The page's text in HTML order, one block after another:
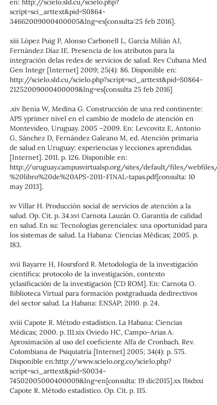
en: http://scielo.sld.cu/scielo.php?
script=sci_arttext&pid=S0864-
34662009000400005&lng=es[consulta:25 feb 2016].
xiii López Puig P, Alonso Carbonell L, García Milián AJ,
Fernández Díaz IE. Presencia de los atributos para la
integración delas redes de servicios de salud. Rev Cubana Med
Gen Integr [Internet] 2009; 25(4): 86. Disponible en:
http://scielo.sld.cu/scielo.php?script=sci_arttext&pid=S0864-
21252009000400009&lng=es[consulta 25 feb 2016]
.xiv Benia W, Medina G. Construcción de una red continente:
APS yprimer nivel en el cambio de modelo de atención en
Montevideo, Uruguay. 2005 –2009. En: Levcovitz E, Antonio
G, Sánchez D, Fernández Galeano M, ed. Atención primaria
de salud en Uruguay: experiencias y lecciones aprendidas.
[Internet]. 2011. p. 126. Disponible en:
http://uruguay.campusvirtualsp.org/sites/default/files/
%20libro%20de%20APS-2011-FINAL-tapas.pdf[consulta: 10
may 2013].
xv Villar H. Producción social de servicios de atención a la
salud. Op. Cit. p. 34.xvi Carnota Lauzán O. Garantía de calidad
en salud. En su: Tecnologías gerenciales: una oportunidad para
los sistemas de salud. La Habana: Ciencias Médicas; 2005. p.
183.
xvii Bayarre H, Hosrsford R. Metodología de la investigación
científica: protocolo de la investigación, contexto
yclasificación de la investigación [CD ROM]. En: Carnota O.
Biblioteca Virtual para formación postgraduada dedirectivos
del sector salud. La Habana: ENSAP; 2010. p. 24.
xviii Capote R. Método estadístico. La Habana: Ciencias
Médicas; 2000. p. 111.xix Oviedo HC, Campo-Arias A.
Aproximación al uso del coeficiente Alfa de Cronbach. Rev.
Colombiana de Psiquiatría [Internet] 2005; 34(4): p. 575.
Disponible en:http://www.scielo.org.co/scielo.php?
script=sci_arttext&pid=S0034-
74502005000400009&lng=en[consulta: 19 dic2015].xx Ibidxxi
Capote R. Método estadístico. Op. Cit. p. 115.